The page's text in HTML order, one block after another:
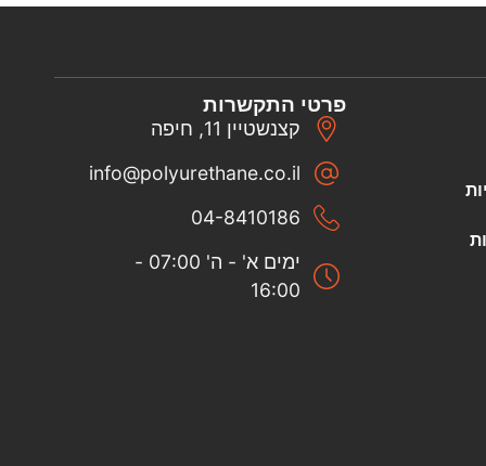
פרטי התקשרות
קצנשטיין 11, חיפה
info@polyurethane.co.il
04-8410186
ימים א' - ה' 07:00 -
16:00